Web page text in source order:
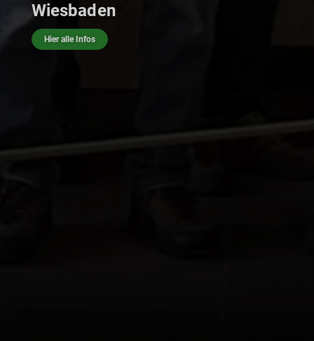
Wir bieten vielfältige Touren an!
Zum Tourenprogramm